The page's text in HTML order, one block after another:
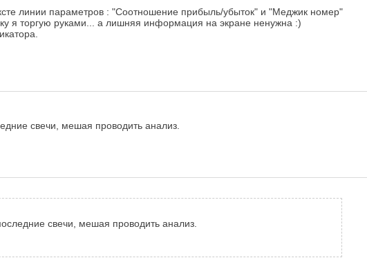
линии параметров : "Соотношение прибыль/убыток" и "Меджик номер"
я торгую руками... а лишняя информация на экране ненужна :)
свечи, мешая проводить анализ.
свечи, мешая проводить анализ.